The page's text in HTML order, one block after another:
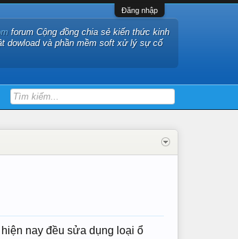
Đăng nhập
forum Cộng đồng chia sẻ kiến thức kinh
dowload và phần mềm soft xử lý sự cố
nay đều sửa dụng loại ổ